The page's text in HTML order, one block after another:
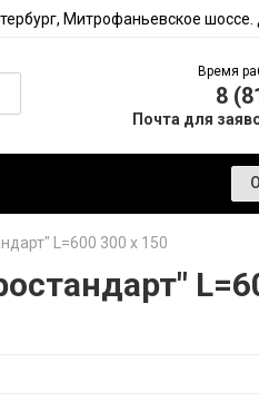
Митрофаньевское
Время
8
Почта для
L=600 300 x 150